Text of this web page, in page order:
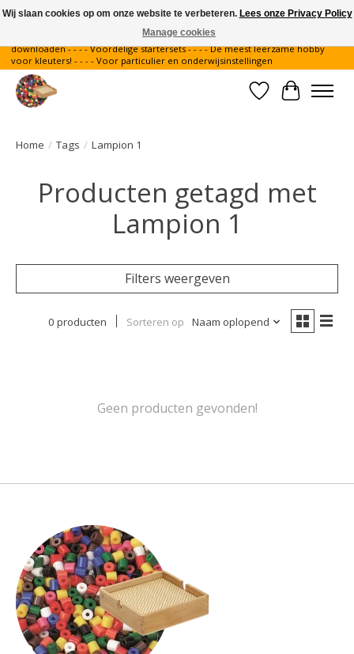
Gratis verzending binnen Nederland - - - - Legvoorbeelden gratis te
downloaden - - - - Voordelige startersets - - - - De meest leerzame hobby
voor kleuters! - - - - Voor particulier en onderwijsinstellingen
Verlanglijst
Home / Tags / Lampion 1
Producten getagd met
Lampion 1
Filters weergeven
0 producten Sorteren op Naam oplopend
Geen producten gevonden!
Wij slaan cookies op om onze website te verbeteren. Lees onze Privacy Policy
Manage cookies